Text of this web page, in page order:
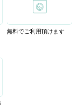
無料でご利用頂けます